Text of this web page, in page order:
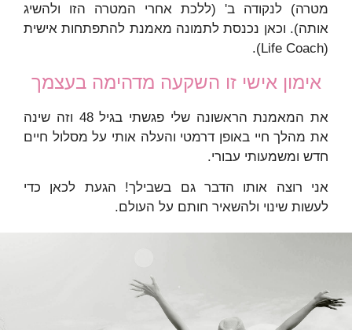
מטרה) לנקודה ב' (ללכת אחרי המטרה הזו ולהשיג
אותה). וכאן נכנסת לתמונה מאמנת להתפתחות אישית
(Life Coach).
אימון אישי זו השקעה מדהימה בעצמך
את המאמנת הראשונה שלי פגשתי בגיל 48 וזה שינה
את מהלך חיי באופן דרמטי והעלה אותי על מסלול חיים
חדש ומשמעותי עבורי.
אני רוצה אותו הדבר גם בשבילך! הגעת לכאן כדי
לעשות שינוי ולהשאיר חותם על העולם.